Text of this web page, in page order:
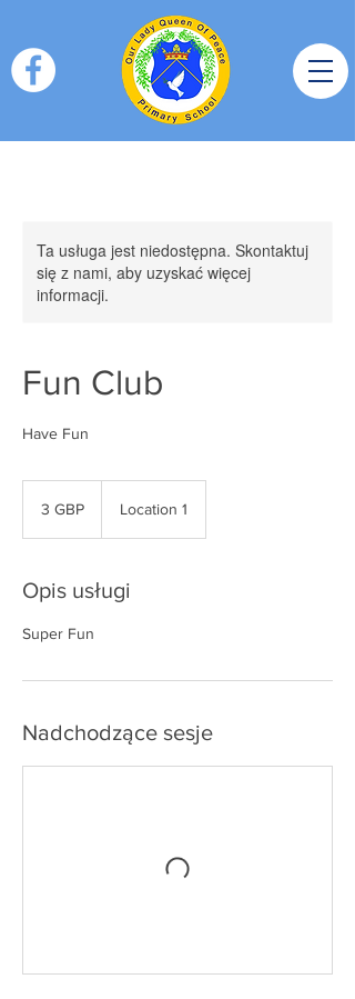
Ta usługa jest niedostępna. Skontaktuj
się z nami, aby uzyskać więcej
informacji.
Fun Club
Have Fun
szterlingi
3 GBP Location 1
Opis usługi
Super Fun
Nadchodzące sesje